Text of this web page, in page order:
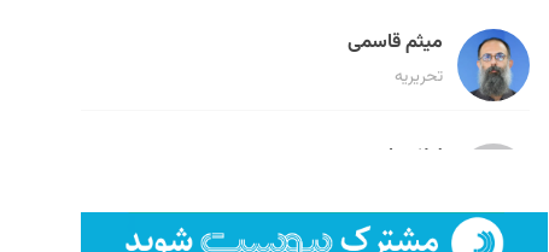
میثم قاسمی
تحریریه
لیلا حنارود